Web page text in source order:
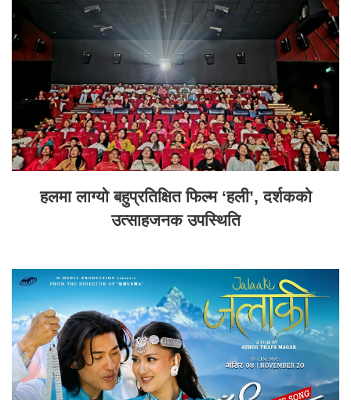
हलमा लाग्यो बहुप्रतिक्षित फिल्म ‘हली’, दर्शकको
उत्साहजनक उपस्थिति